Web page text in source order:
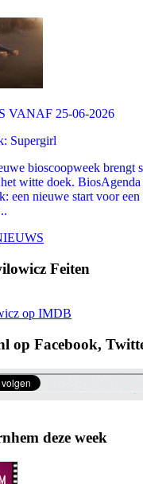
VANAF 25-06-2026
Supergirl
bioscoopweek brengt
witte doek.
een nieuwe start voor een
Feiten
op IMDB
op Facebook,
deze week